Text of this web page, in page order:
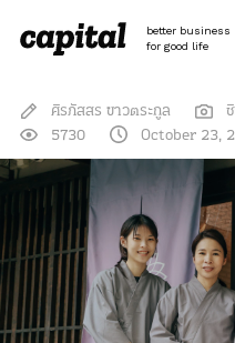
content
better business
for good life
ศิรภัสสร ขาวตระกูล
5730
October 23,